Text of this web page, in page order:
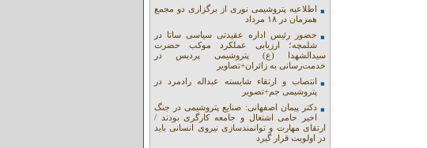
اطلاعیه پتروشیمی نوری از برگزاری دو مجمع
همزمان در ۱۸ مرداد
حضور رئیس اداره عقیدتی سیاسی ساتا در
شلمچه؛ ارزیابی عملکرد موکب حضرت
سیدالشهدا (ع) پتروشیمی پردیس در
خدمت‌رسانی به زائران+تصاویر
انتصاب و ارتقاء شایسته عبداله رادمرد در
پتروشیمی جم+تصویر
دکتر پیمان اصفهانی: صنایع پتروشیمی در جنگ
اخیر حامی اشتغال و جامعه کارگری بودند /
ارتقای مهارت و توانمندسازی نیروی انسانی باید
در اولویت قرار گیرد